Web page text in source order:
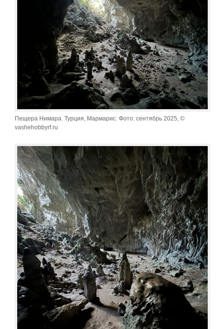
Пещера Нимара. Турция, Мармарис. Фото: сентябрь 2025, ©
vashehobbyrf.ru